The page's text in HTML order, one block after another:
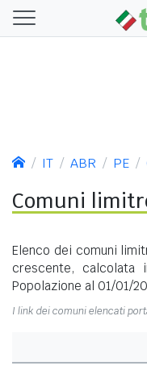
IT ABR PE
Comuni
Elenco dei comuni
crescente, calcolata
Popolazione al 01/01/
I link dei comuni elencati